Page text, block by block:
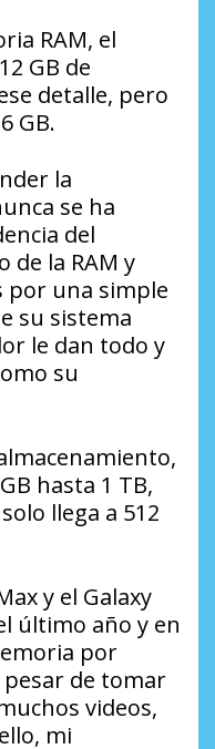
RAM, el
GB de
detalle, pero
GB.
la
se ha
del
de la RAM y
por una simple
su sistema
le dan todo y
su
hasta 1 TB,
llega a 512
y el Galaxy
último año y en
por
pesar de tomar
videos,
mi